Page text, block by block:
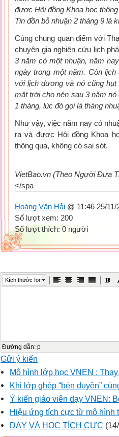
được Hội đồng Khoa học
Tin đồn bỏ nhuận 2 tháng 9 là
Cùng chung quan điểm với
chuyên gia nghiên cứu lịch
3 năm có một nhuận, năm
ngày trong một năm. Còn
với lịch dương và nó cũng
mặt trời cho nên sau 3 năm
1 tháng, lúc đó gọi là tháng
Như vậy, việc năm nay có
ra và được Hội đồng Khoa
thông qua, không có sai sót.
VietBao.vn (Theo Người Đưa
</spa
Hoàng Văn Hải @ 11:46 25/11/
Số lượt xem: 200
Số lượt thích: 0 người
Kích thước font
Đường dẫn: p
Gửi ý kiến
Mô hình lớp học VNEN :
Khi lớp ghép “bén duyên”
Ý kiến giáo viên dạy VNEN:
Hiệu ứng tích cực từ mô
DẠY VÀ HỌC TÍCH CỰC